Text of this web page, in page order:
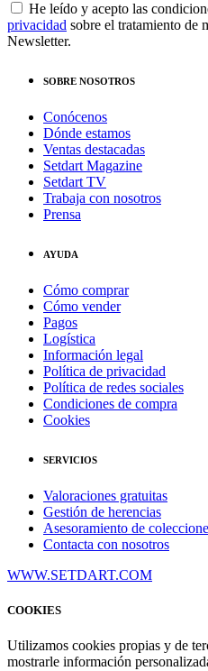
He leído y acepto las
privacidad sobre el tratamiento de
Newsletter.
SOBRE NOSOTROS
Conócenos
Dónde estamos
Ventas destacadas
Setdart Magazine
Setdart TV
Trabaja con nosotros
Prensa
AYUDA
Cómo comprar
Cómo vender
Pagos
Logística
Información legal
Política de privacidad
Política de redes sociales
Condiciones de compra
Cookies
SERVICIOS
Valoraciones gratuitas
Gestión de herencias
Asesoramiento de
Contacta con nosotros
WWW.SETDART.COM
COOKIES
Utilizamos cookies propias y de
mostrarle información